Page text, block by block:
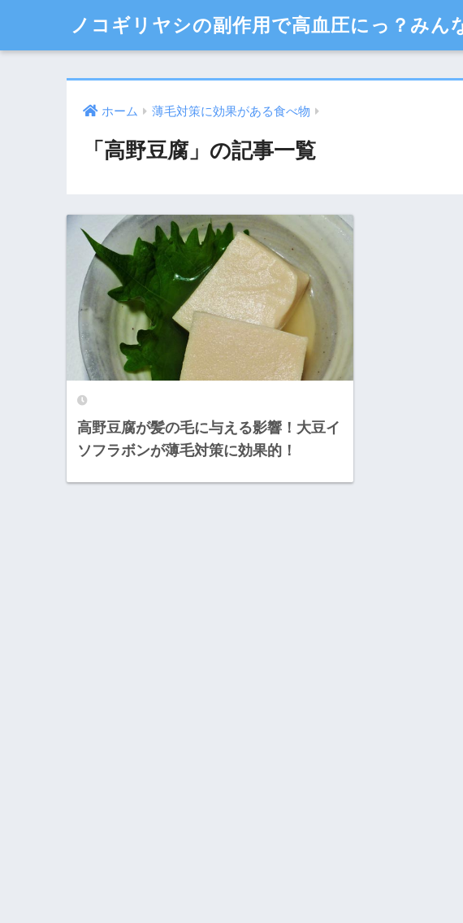
ノコギリヤシの副作用で高血圧にっ？みん
ホーム 薄毛対策に効果がある食べ物
「高野豆腐」の記事一覧
高野豆腐が髪の毛に与える影響！大豆イ
ソフラボンが薄毛対策に効果的！